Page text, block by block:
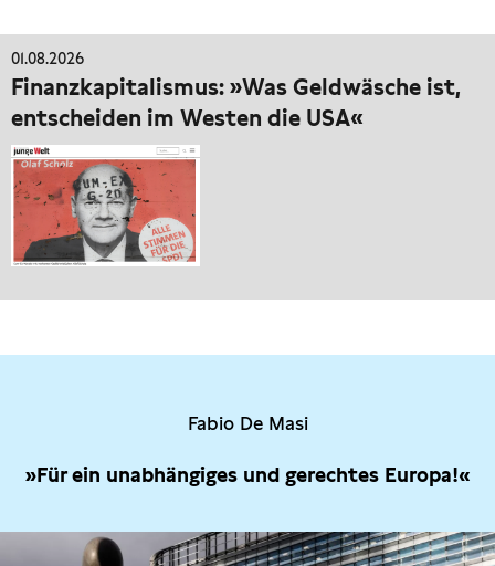
01.08.2026
Finanzkapitalismus: »Was Geldwäsche ist,
entscheiden im Westen die USA«
Fabio De Masi
»Für ein unabhängiges und gerechtes Europa!«